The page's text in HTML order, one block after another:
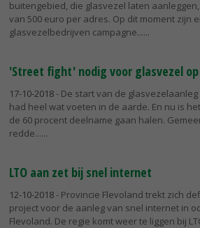
buitengebied, die glasvezel laten
van 500 euro per adres. Op dit moment zijn
glasvezelbedrijven campagne...
'Street fight' nodig voor glasvezel
17-10-2018- De start van de
had heel wat voeten in de aarde. En nu is
de 60 procent deelname gaan halen.
redde...
LTO aan zet bij snel internet
12-10-2018- Provincie Flevoland trekt zich
project voor de aanleg van snel internet in
Flevoland. De regie komt weer te liggen bij